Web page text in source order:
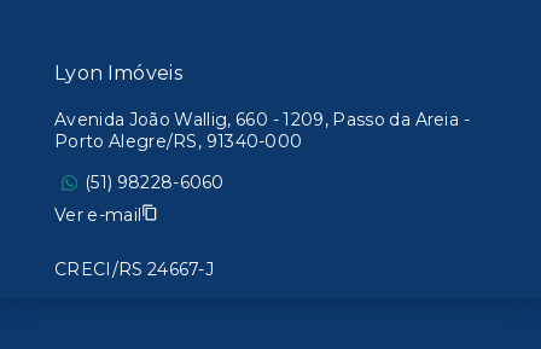
Lyon Imóveis
Avenida João Wallig, 660 - 1209, Passo da Areia -
Porto Alegre/RS, 91340-000
(51) 98228-6060
Ver e-mail
CRECI/RS 24667-J